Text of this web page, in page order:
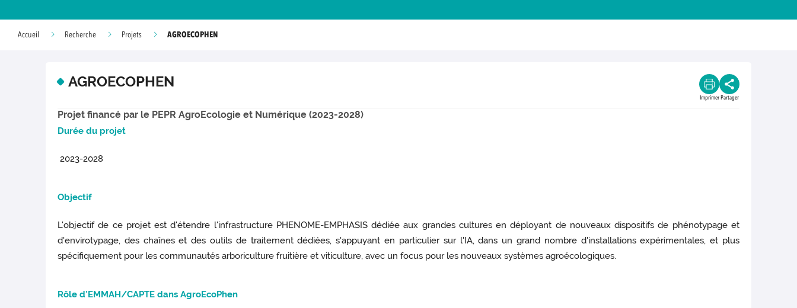
Accueil Recherche Projets AGROECOPHEN
AGROECOPHEN
Imprimer Partager
Projet financé par le PEPR AgroEcologie et Numérique (2023-2028)
Durée du projet
2023-2028
Objectif
L'objectif de ce projet est d'étendre l'infrastructure PHENOME-EMPHASIS dédiée aux grandes cultures en déployant de nouveaux dispositifs de phénotypage et
d'envirotypage, des chaînes et des outils de traitement dédiées, s'appuyant en particulier sur l'IA, dans un grand nombre d'installations expérimentales, et plus
spécifiquement pour les communautés arboriculture fruitière et viticulture, avec un focus pour les nouveaux systèmes agroécologiques.
Rôle d'EMMAH/CAPTE dans AgroEcoPhen